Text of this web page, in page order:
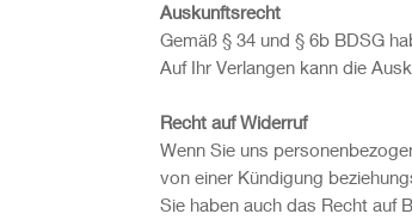
Auskunftsrecht
Gemäß § 34 und § 6b BDSG
Auf Ihr Verlangen kann die
Recht auf Widerruf
Wenn Sie uns
von einer Kündigung
Sie haben auch das Recht auf